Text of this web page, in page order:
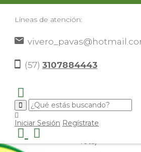
Líneas de atención:
(57) 3107884443
Iniciar Sesión Regístrate
( Hoja rota)
Común:
rota)